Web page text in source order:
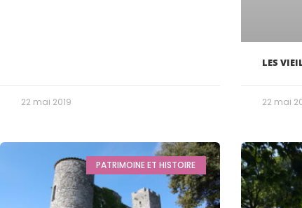
22 mai 2019
LES
22 mai
PATRIMOINE ET HISTOIRE